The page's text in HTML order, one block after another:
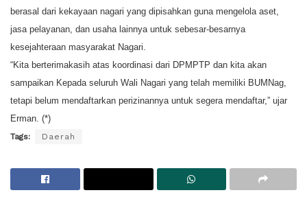
berasal dari kekayaan nagari yang dipisahkan guna mengelola aset,
jasa pelayanan, dan usaha lainnya untuk sebesar-besarnya
kesejahteraan masyarakat Nagari.
“Kita berterimakasih atas koordinasi dari DPMPTP dan kita akan
sampaikan Kepada seluruh Wali Nagari yang telah memiliki BUMNag,
tetapi belum mendaftarkan perizinannya untuk segera mendaftar,” ujar
Erman. (*)
Tags: Daerah